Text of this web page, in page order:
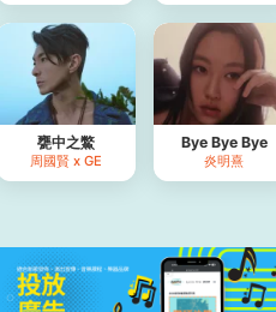
甕中之鱉
周國賢 x GE
Bye Bye Bye
炎明熹